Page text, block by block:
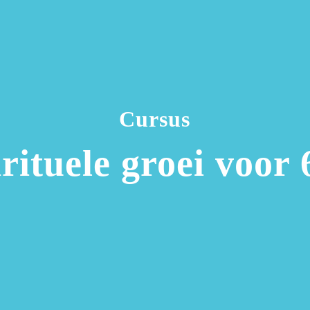
Cursus
groei voor